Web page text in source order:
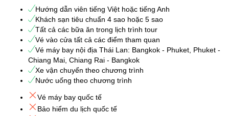
Hướng dẫn viên tiếng Việt hoặc tiếng Anh
Khách sạn tiêu chuẩn 4 sao hoặc 5 sao
Tất cả các bữa ăn trong lịch trình tour
Vé vào cửa tất cả các điểm tham quan
Vé máy bay nội địa Thái Lan: Bangkok - Phuket, Phuket -
Chiang Mai, Chiang Rai - Bangkok
Xe vận chuyển theo chương trình
Nước uống theo chương trình
Vé máy bay quốc tế
Bảo hiểm du lịch quốc tế